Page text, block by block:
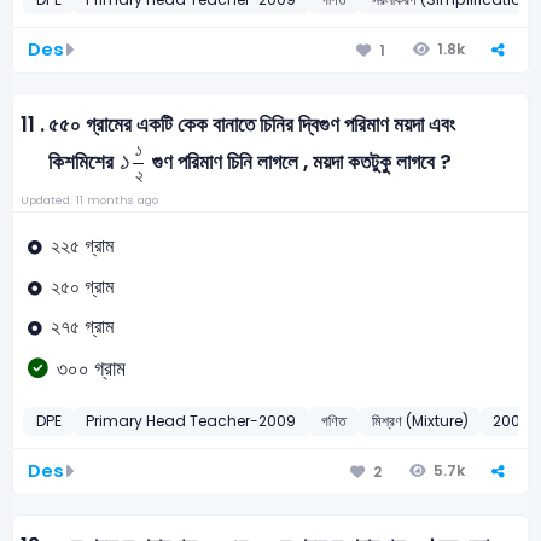
Des 1 1.8k
11 .৫৫০ গ্রামের একটি কেক বানাতে চিনির দ্বিগুণ পরিমাণ ময়দা এবং
কিশমিশের ১ ১
২
১১২
গুণ পরিমাণ চিনি লাগলে , ময়দা কতটুকু লাগবে ?
Updated: 11 months ago
২২৫ গ্রাম
২৫০ গ্রাম
২৭৫ গ্রাম
৩০০ গ্রাম
DPE Primary Head Teacher-2009 গণিত মিশ্রণ (Mixture) 2009
Des 2 5.7k